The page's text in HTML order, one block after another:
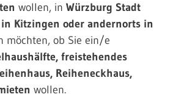
wollen, in Würzburg Stadt
Kitzingen oder andernorts in
möchten, ob Sie ein/e
freistehendes
Reiheneckhaus,
wollen.